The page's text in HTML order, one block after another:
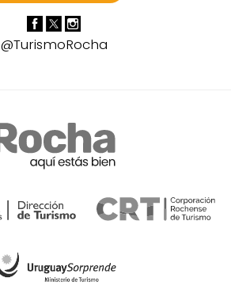
@TurismoRocha